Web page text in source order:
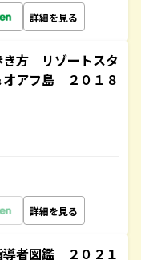
詳細を見る
方 リゾートスタ
アフ島 ２０１８
詳細を見る
者図鑑 ２０２１